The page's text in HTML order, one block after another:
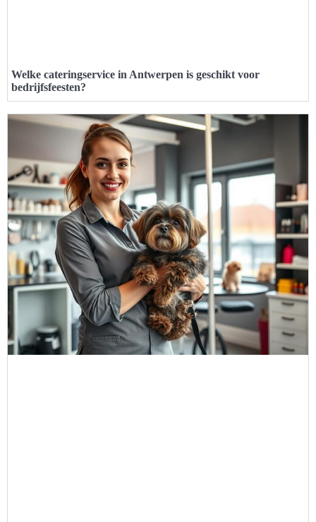
Welke cateringservice in Antwerpen is geschikt voor
bedrijfsfeesten?